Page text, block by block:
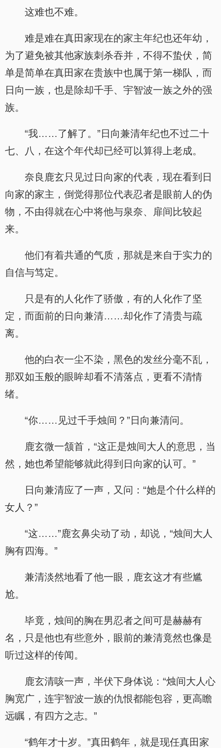
这难也不难。
难是难在真田家现在的家主年纪也还年幼，
为了避免被其他家族刺杀吞并，不得不蛰伏，简
单是简单在真田家在贵族中也属于第一梯队，而
日向一族，也是除却千手、宇智波一族之外的强
族。
“我……了解了。”日向兼清年纪也不过二十
七、八，在这个年代却已经可以算得上老成。
奈良鹿玄只见过日向家的代表，现在看到日
向家的家主，倒觉得那位代表忍者是眼前人的伪
物，不由得就在心中将他与泉奈、扉间比较起
来。
他们有着共通的气质，那就是来自于实力的
自信与笃定。
只是有的人化作了骄傲，有的人化作了坚
定，而面前的日向兼清……却化作了清贵与疏
离。
他的白衣一尘不染，黑色的发丝分毫不乱，
那双如玉般的眼眸却看不清落点，更看不清情
绪。
“你……见过千手烛间？”日向兼清问。
鹿玄微一颔首，“这正是烛间大人的意思，当
然，她也希望能够就此得到日向家的认可。”
日向兼清应了一声，又问：“她是个什么样的
女人？”
“这……”鹿玄鼻尖动了动，却说，“烛间大人
胸有四海。”
兼清淡然地看了他一眼，鹿玄这才有些尴
尬。
毕竟，烛间的胸在男忍者之间可是赫赫有
名，只是他也有些意外，眼前的兼清竟然也像是
听过这样的传闻。
鹿玄清咳一声，半伏下身体说：“烛间大人心
胸宽广，连宇智波一族的仇恨都能包容，更高瞻
远瞩，有四方之志。”
“鹤年才十岁。”真田鹤年，就是现任真田家